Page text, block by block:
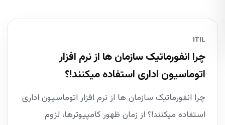
ITIL
چرا انفورماتیک سازمان ها از نرم افزار
اتوماسیون اداری استفاده میکنند!؟
چرا انفورماتیک سازمان ها از نرم افزار اتوماسیون اداری
استفاده میکنند!؟ از زمان ظهور کامپیوترها، لزوم